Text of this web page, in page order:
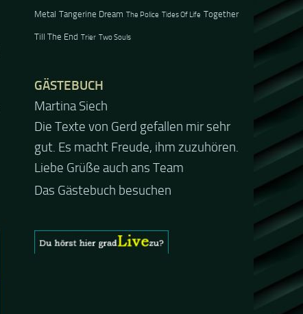
Metal Tangerine Dream The Police Tides Of Life Together
Till The End Trier Two Souls
GÄSTEBUCH
Jacel
Guten Abend und auch von uns
nochmals besten Dank für die tolle
Mucke zur Party! Der aktuelle Live
Stream ist eine schöne
Das Gästebuch besuchen